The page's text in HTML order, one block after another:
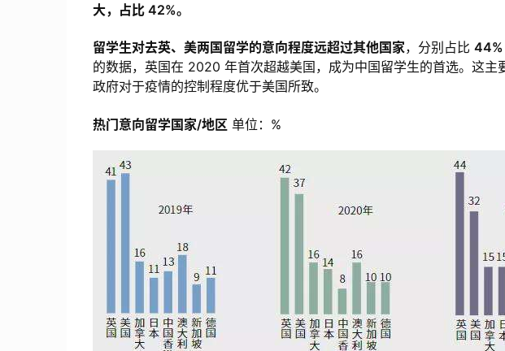
大，占比 42%。
留学生对去英、美两国留学的意向程度远超过其他国家，分别占比 44%
的数据，英国在 2020 年首次超越美国，成为中国留学生的首选。这主
政府对于疫情的控制程度优于美国所致。
热门意向留学国家/地区 单位：%